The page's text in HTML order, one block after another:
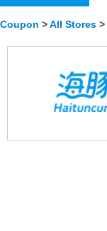
Coupon > All Stores >